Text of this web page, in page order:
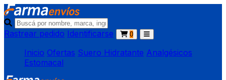
Rastrear pedido Identificarse 0
Inicio Ofertas Suero Hidratante Analgésicos
Estomacal